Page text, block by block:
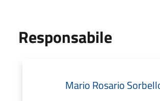
Responsabile
Mario Rosario